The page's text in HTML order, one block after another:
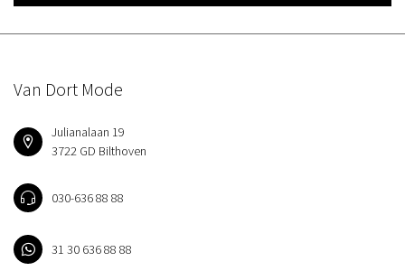
Van Dort Mode
Julianalaan 19
3722 GD Bilthoven
030-636 88 88
31 30 636 88 88